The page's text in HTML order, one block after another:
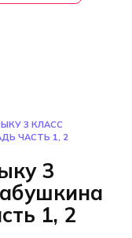
3 КЛАСС
ЧАСТЬ 1, 2
3
1, 2